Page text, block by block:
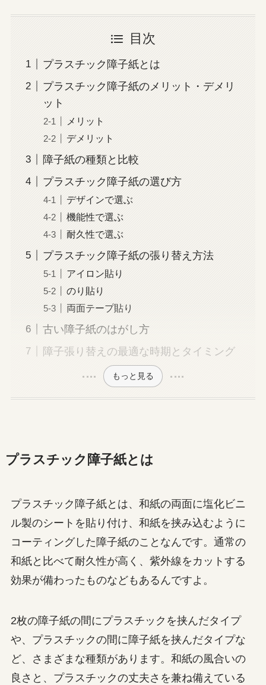
目次
プラスチック障子紙とは
プラスチック障子紙のメリット・デメリ
ット
メリット
デメリット
障子紙の種類と比較
プラスチック障子紙の選び方
デザインで選ぶ
機能性で選ぶ
耐久性で選ぶ
プラスチック障子紙の張り替え方法
アイロン貼り
のり貼り
両面テープ貼り
古い障子紙のはがし方
障子張り替えの最適な時期とタイミング
もっと見る
プラスチック障子紙とは
プラスチック障子紙とは、和紙の両面に塩化ビニ
ル製のシートを貼り付け、和紙を挟み込むように
コーティングした障子紙のことなんです。通常の
和紙と比べて耐久性が高く、紫外線をカットする
効果が備わったものなどもあるんですよ。
2枚の障子紙の間にプラスチックを挟んだタイプ
や、プラスチックの間に障子紙を挟んだタイプな
ど、さまざまな種類があります。和紙の風合いの
良さと、プラスチックの丈夫さを兼ね備えている